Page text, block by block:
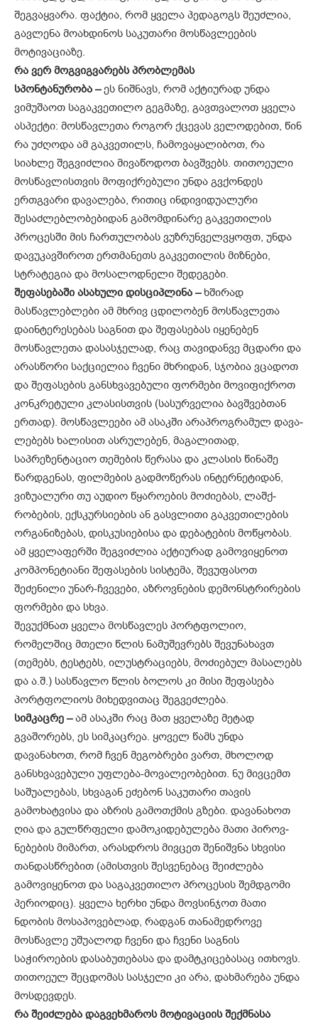
შეგვაყვარა. ფაქტია, რომ ყველა პედაგოგს შეუძ­­ლია,
გავლენა მოახდინოს საკუთარი მოსწავლეების
მოტივაციაზე.
რა ვერ მოგვიგვარებს პრობლემას
სპონტანურობა –ეს ნიშნავს, რომ აქტიურად უნდა
ვიმუშაოთ საგაკ­ვეთილო გეგმაზე, გავთვალოთ ყვე­­ლა
ასპექტი: მოსწავლეთა როგორ ქცევას ველოდებით, წინ
რა უძღოდა ამ გაკვეთილს, ჩამოვაყალიბოთ, რა
სიახლე შეგვიძლია მივაწოდოთ ბავშვებს. თითოეული
მოსწავლის­თ­ვის მოფიქრებული უნდა გვქონ­დეს
ერთგვარი დავალება, რითიც ინდი­­ვიდუალური
შესაძლებლობებიდან გამომდინარე გაკვეთილის
პროცესში მის ჩართულობას ვუზრუნველ­ვ­ყოფთ, უნდა
დავუკავშიროთ ერთ­­მა­­ნეთს გაკვეთილის მიზნები,
სტრატე­­გია და მოსალოდნელი შედეგები.
შეფასებაში ასახული დისციპლინა –ხშირად
მასწავლებლები ამ მხრივ ცდილობენ მოსწავლეთა
დაინტე­რე­­სებას საგნით და შეფასებას იყე­­ნებენ
მოსწავლეთა დასასჯელად, რაც თავიდანვე მცდარი და
არას­წორი საქციელია ჩვენი მხრიდან, სჯობია ვცადოთ
და შეფასების განსხვავე­ბული ფორმები მოვი­ფიქ­როთ
კონ­­კრეტული კლასისთვის (სასურვე­ლია ბავშვებთან
ერთად). მოსწავლეები ამ ასაკში არაპროგრამულ დავა­
ლე­ბებს ხალისით ასრულე­­ბენ, მაგა­ლი­თად,
საპრეზენტაციო თემების წერასა და კლასის წინაშე
წარდგე­ნას, ფილმების გადმოწერას ინტერნეტიდან,
ვიზუალური თუ აუდიო წყაროების მოძიებას, ლაშქ­­
რობე­ბის, ექსკურსიების ან გასვ­ლი­თი გაკვე­­თილების
ორგანიზებას, დისკუსი­ებისა და დებატების მოწ­­ყო­ბას.
ამ ყველაფერში შეგვიძლია აქტიურად გამოვიყენოთ
კომპონეტიანი შეფასების სისტემა, შევუფა­სოთ
შეძენილი უნარ-ჩვევები, აზროვნე­ბის დემონსტრირების
ფორმები და სხვა.
შევუქმნათ ყველა მოსწავლეს პორ­­ტფოლიო,
რომელშიც მთელი წლის ნამუშევრებს შევუნახავთ
(თემებს, ტესტებს, ილუსტრაციებს, მოძი­ებულ მასალებს
და ა.შ.) სასწავლო წლის ბოლოს კი მისი შეფასება
პორტფოლიოს მიხედვითაც შეგვეძლება.
სიმკაცრე –ამ ასაკში რაც მათ ყვე­­ლაზე მეტად
გვაშორებს, ეს სიმკაც­­რეა. ყოველ წამს უნდა
დავანახოთ, რომ ჩვენ მეგობრები ვართ, მხო­ლოდ
განსხვავებული უფლება-მოვალეო­ბე­ბით. ნუ მივცემთ
საშუალებას, სხვაგან ეძებონ საკუთარი თავის
გამოხატვისა და აზრის გამოთქმის გზები. დავანახოთ
ღია და გულწრ­ფელი დამოკიდებულება მათი პიროვ­­
ნებების მიმართ, არასდროს მივცეთ შენიშვნა სხვისი
თანდასწრებით (ამისთვის შესვენებაც შეიძლება
გამოვიყენოთ და საგაკვეთილო პროცესის შემდგომი
პერიოდიც). ყველა ხერხი უნდა მოვსინჯოთ მათი
ნდობის მოსაპოვებლად, რადგან თანამედროვე
მოსწავლე უშუალოდ ჩვენი და ჩვენი საგნის
საჭიროების დასაბუთებასა და დამტკიცებასაც ითხოვს.
თითოეულ შეცდომას სასჯელი კი არა, დახმარება უნდა
მოსდევდეს.
რა შეიძლება დაგვეხმაროს მოტივაციის შექმნასა